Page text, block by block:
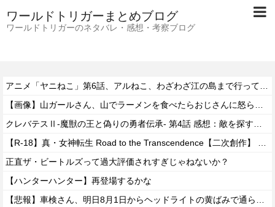
ワールドトリガーまとめブログ
ワールドトリガーのネタバレ・感想・考察ブログ
正直ザ・ビートルズって過大評価されすぎじゃねないか？
【ハンターハンター】再登場するかな